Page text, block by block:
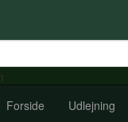
Forside Udlejning